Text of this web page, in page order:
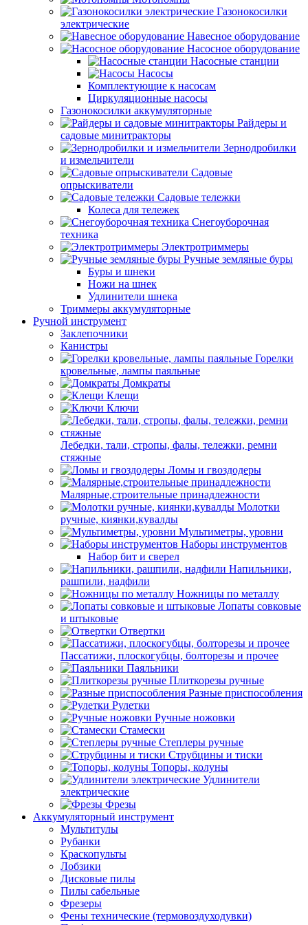
Газонокосилки
электрические
Навесное оборудование
Насосное оборудование
Насосные станции
Насосы
Комплектующие к насосам
Циркуляционные насосы
Газонокосилки аккумуляторные
Райдеры и
садовые минитракторы
Зернодробилки
и измельчители
Садовые
опрыскиватели
Садовые тележки
Колеса для тележек
Снегоуборочная
техника
Электротриммеры
Ручные земляные буры
Буры и шнеки
Ножи на шнек
Удлинители шнека
Триммеры аккумуляторные
Ручной инструмент
Заклепочники
Канистры
Горелки
кровельные, лампы паяльные
Домкраты
Клещи
Ключи
Лебедки, тали, стропы, фалы, тележки, ремни
стяжные
Ломы и гвоздодеры
Малярные,строительные принадлежности
Молотки
ручные, киянки,кувалды
Мультиметры, уровни
Наборы инструментов
Набор бит и сверел
Напильники,
рашпили, надфили
Ножницы по металлу
Лопаты совковые
и штыковые
Отвертки
Пассатижи, плоскогубцы, болторезы и прочее
Паяльники
Плиткорезы ручные
Разные приспособления
Рулетки
Ручные ножовки
Стамески
Степлеры ручные
Струбцины и тиски
Топоры, колуны
Удлинители
электрические
Фрезы
Аккумуляторный инструмент
Мультитулы
Рубанки
Краскопульты
Лобзики
Дисковые пилы
Пилы сабельные
Фрезеры
Фены технические (термовоздуходувки)